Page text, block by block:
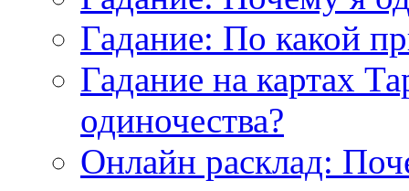
Гадание: По какой
Гадание на картах
одиночества?
Онлайн расклад: